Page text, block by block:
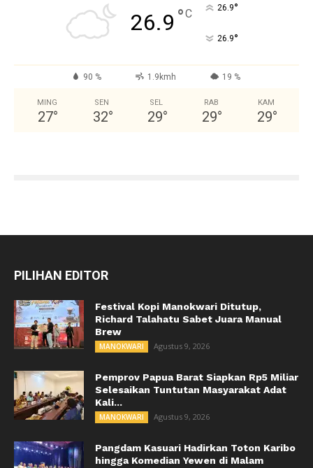
26.9 °C 26.9°
26.9°
90 % 1.9kmh 19 %
MING
27°
SEN
32°
SEL
29°
RAB
29°
KAM
29°
PILIHAN EDITOR
Festival Kopi Manokwari Ditutup,
Richard Talahatu Sabet Juara Manual
Brew
MANOKWARI Agustus 9, 2026
Pemprov Papua Barat Siapkan Rp5 Miliar
Selesaikan Tuntutan Masyarakat Adat
Kali...
MANOKWARI Agustus 9, 2026
Pangdam Kasuari Hadirkan Toton Karibo
hingga Komedian Yewen di Malam